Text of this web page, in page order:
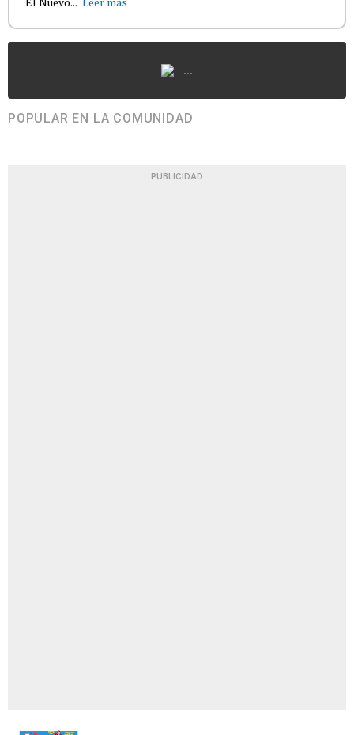
...
POPULAR EN LA COMUNIDAD
PUBLICIDAD